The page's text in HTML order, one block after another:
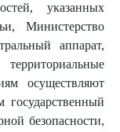
указанных
Министерство
аппарат,
осуществляют
государственный
безопасности,